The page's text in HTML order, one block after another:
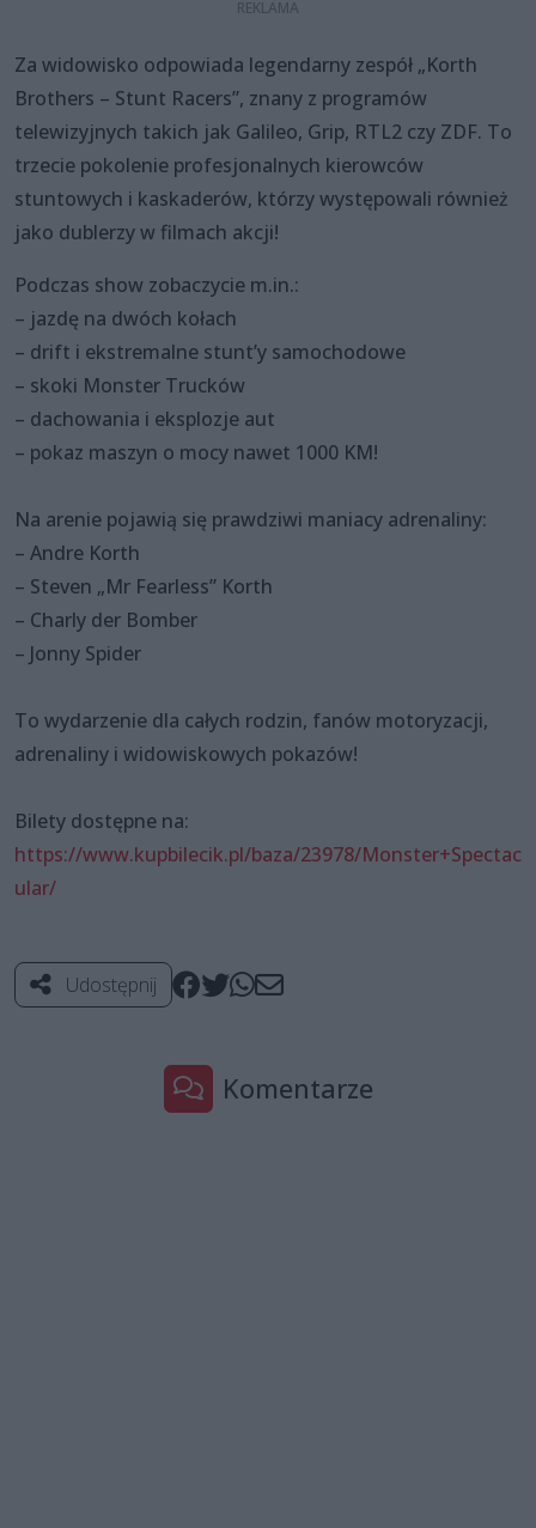
Za widowisko odpowiada legendarny zespół „Korth
Brothers – Stunt Racers”, znany z programów
telewizyjnych takich jak Galileo, Grip, RTL2 czy ZDF. To
trzecie pokolenie profesjonalnych kierowców
stuntowych i kaskaderów, którzy występowali również
jako dublerzy w filmach akcji!
Podczas show zobaczycie m.in.:
– jazdę na dwóch kołach
– drift i ekstremalne stunt’y samochodowe
– skoki Monster Trucków
– dachowania i eksplozje aut
– pokaz maszyn o mocy nawet 1000 KM!
Na arenie pojawią się prawdziwi maniacy adrenaliny:
– Andre Korth
– Steven „Mr Fearless” Korth
– Charly der Bomber
– Jonny Spider
To wydarzenie dla całych rodzin, fanów motoryzacji,
adrenaliny i widowiskowych pokazów!
Bilety dostępne na:
https://www.kupbilecik.pl/baza/23978/Monster+Spectac
ular/
Udostępnij
Komentarze